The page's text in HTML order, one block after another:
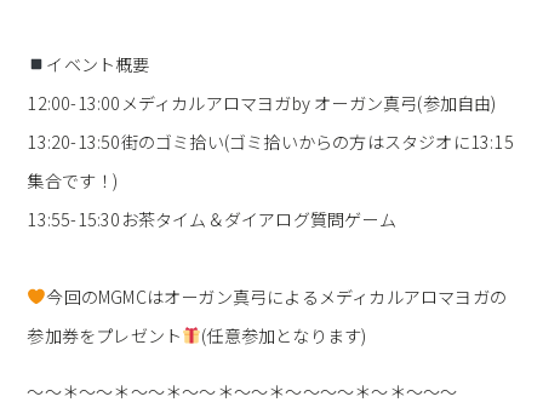
イベント概要
12:00-13:00メディカルアロマヨガby オーガン真弓(参加自由)
13:20-13:50街のゴミ拾い(ゴミ拾いからの方はスタジオに13:15
集合です！)
13:55-15:30お茶タイム＆ダイアログ質問ゲーム
今回のMGMCはオーガン真弓によるメディカルアロマヨガの
参加券をプレゼント
(任意参加となります)
～～＊～～＊～～＊～～＊～～＊～～～～＊～＊～～～